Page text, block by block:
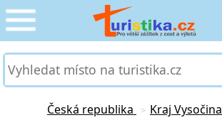
CESTOVÁNÍ
SLUŽBY & DOPRAVA
Česká republika > Kraj Vysočina